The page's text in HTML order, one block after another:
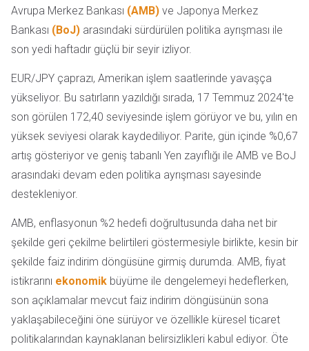
Avrupa Merkez Bankası (AMB) ve Japonya Merkez
Bankası (BoJ) arasındaki sürdürülen politika ayrışması ile
son yedi haftadır güçlü bir seyir izliyor.
EUR/JPY çaprazı, Amerikan işlem saatlerinde yavaşça
yükseliyor. Bu satırların yazıldığı sırada, 17 Temmuz 2024'te
son görülen 172,40 seviyesinde işlem görüyor ve bu, yılın en
yüksek seviyesi olarak kaydediliyor. Parite, gün içinde %0,67
artış gösteriyor ve geniş tabanlı Yen zayıflığı ile AMB ve BoJ
arasındaki devam eden politika ayrışması sayesinde
destekleniyor.
AMB, enflasyonun %2 hedefi doğrultusunda daha net bir
şekilde geri çekilme belirtileri göstermesiyle birlikte, kesin bir
şekilde faiz indirim döngüsüne girmiş durumda. AMB, fiyat
istikrarını ekonomik büyüme ile dengelemeyi hedeflerken,
son açıklamalar mevcut faiz indirim döngüsünün sona
yaklaşabileceğini öne sürüyor ve özellikle küresel ticaret
politikalarından kaynaklanan belirsizlikleri kabul ediyor. Öte